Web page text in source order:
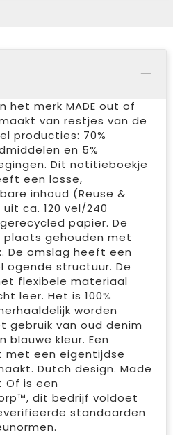
het merk MADE out of
van restjes van de
producties: 70%
en 5%
Dit notitieboekje
een losse,
inhoud (Reuse &
ca. 120 vel/240
papier. De
plaats gehouden met
De omslag heeft een
ogende structuur. De
flexibele materiaal
leer. Het is 100%
worden
gebruik van oud denim
kleur. Een
met een eigentijdse
Dutch design. Made
Of is een
dit bedrijf voldoet
standaarden